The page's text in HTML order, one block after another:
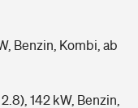
Benzin, Kombi, ab
142 kW, Benzin,